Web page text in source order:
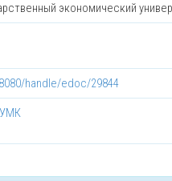
экономический
handle/edoc/29844
УМК